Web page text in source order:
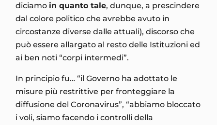
diciamo in quanto tale, dunque, a prescindere
dal colore politico che avrebbe avuto in
circostanze diverse dalle attuali), discorso che
può essere allargato al resto delle Istituzioni ed
ai ben noti “corpi intermedi”.
In principio fu… “il Governo ha adottato le
misure più restrittive per fronteggiare la
diffusione del Coronavirus”, “abbiamo bloccato
i voli, siamo facendo i controlli della